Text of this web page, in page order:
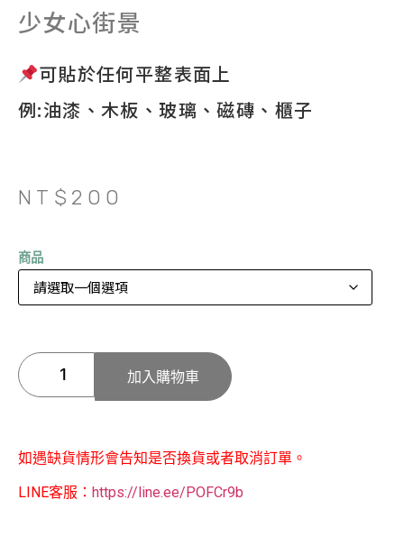
少女心街景
可貼於任何平整表面上
例:油漆、木板、玻璃、磁磚、櫃子
NT$ 200
商品
加入購物車
如遇缺貨情形會告知是否換貨或者取消訂單。
LINE客服： https://line.ee/POFCr9b